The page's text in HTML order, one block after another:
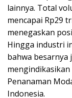
lainnya. Total
mencapai Rp29
menegaskan
Hingga industri
bahwa
Penanaman
Indonesia.